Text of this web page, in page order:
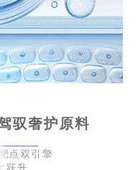
驭奢护原料
点双引擎